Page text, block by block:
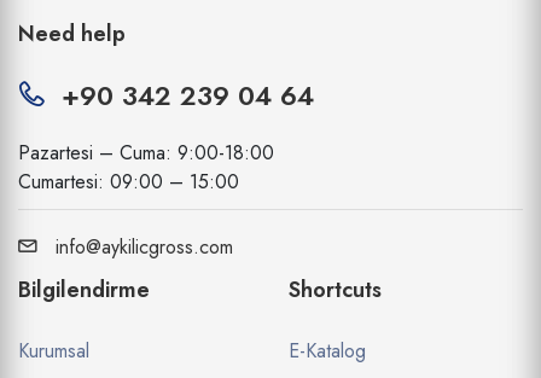
Need help
+90 342 239 04 64
Pazartesi – Cuma: 9:00-18:00
Cumartesi: 09:00 – 15:00
info@aykilicgross.com
Bilgilendirme
Kurumsal
Shortcuts
E-Katalog